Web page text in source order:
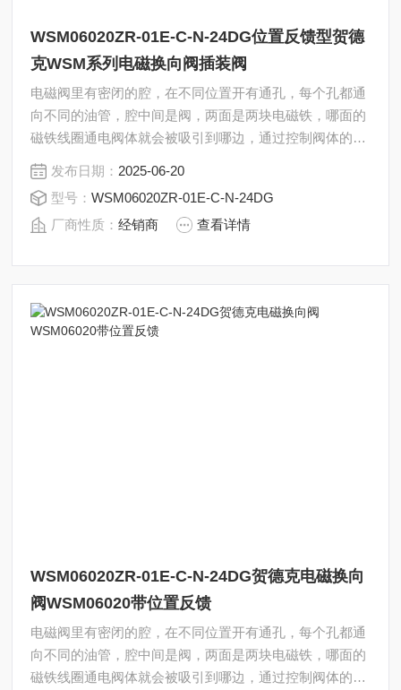
WSM06020ZR-01E-C-N-24DG位置反馈型贺德
克WSM系列电磁换向阀插装阀
电磁阀里有密闭的腔，在不同位置开有通孔，每个孔都通
向不同的油管，腔中间是阀，两面是两块电磁铁，哪面的
磁铁线圈通电阀体就会被吸引到哪边，通过控制阀体的移
动来挡住或露出不同的排油的孔，而进油孔是常开的，液
压油就会进入不同的排油管，然后通过油的压力来推动油
缸的活塞，活塞又带动活塞杆，活塞竿带动机械装置动.位
置反馈型贺德克WSM系列电磁换向阀插装阀
发布日期： 2025-06-20
型号：WSM06020ZR-01E-C-N-24DG
厂商性质：经销商 查看详情
WSM06020ZR-01E-C-N-24DG贺德克电磁换向
阀WSM06020带位置反馈
电磁阀里有密闭的腔，在不同位置开有通孔，每个孔都通
向不同的油管，腔中间是阀，两面是两块电磁铁，哪面的
磁铁线圈通电阀体就会被吸引到哪边，通过控制阀体的移